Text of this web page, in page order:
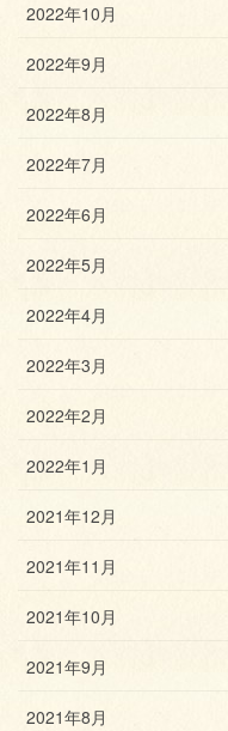
2022年10月
2022年9月
2022年8月
2022年7月
2022年6月
2022年5月
2022年4月
2022年3月
2022年2月
2022年1月
2021年12月
2021年11月
2021年10月
2021年9月
2021年8月